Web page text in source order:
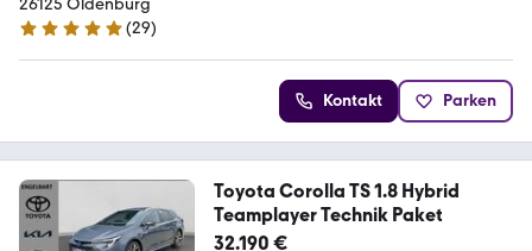
26125 Oldenburg
5 Sterne
(29)
Kontakt Parken
Toyota Corolla TS 1.8 Hybrid
Teamplayer Technik Paket
32.190 €